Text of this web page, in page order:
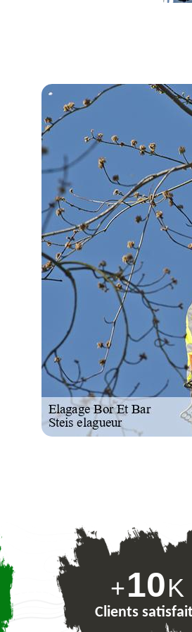
+10K
Clients